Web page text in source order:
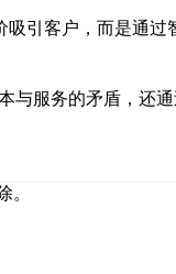
引客户，而是通
与服务的矛盾，还
。